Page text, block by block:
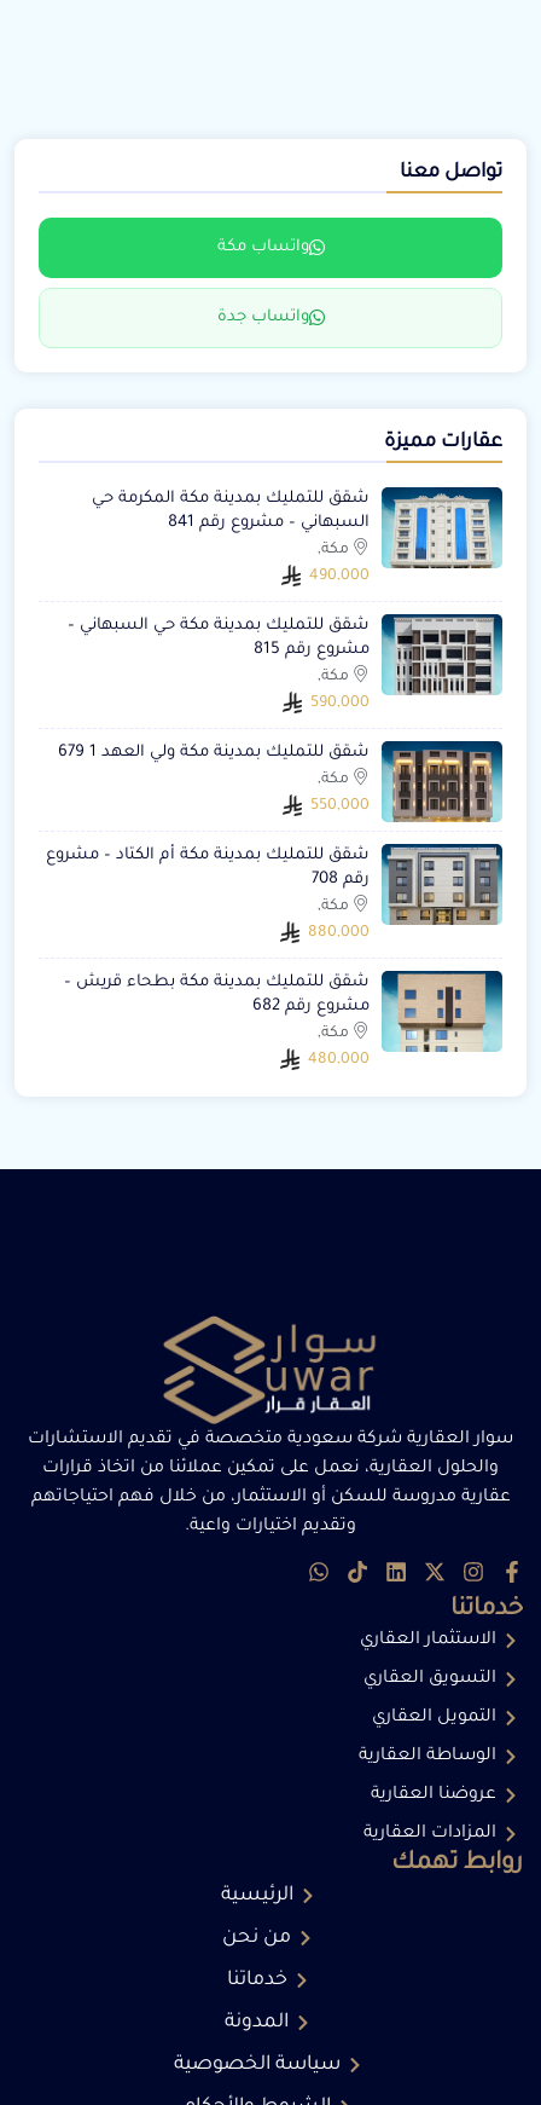
تواصل معنا
واتساب مكة
واتساب جدة
عقارات مميزة
شقق للتمليك بمدينة مكة المكرمة حي
السبهاني – مشروع رقم 841
مكة,
490,000
شقق للتمليك بمدينة مكة حي السبهاني –
مشروع رقم 815
مكة,
590,000
شقق للتمليك بمدينة مكة ولي العهد 1 679
مكة,
550,000
شقق للتمليك بمدينة مكة أم الكتاد – مشروع
رقم 708
مكة,
880,000
شقق للتمليك بمدينة مكة بطحاء قريش –
مشروع رقم 682
مكة,
480,000
سوار العقارية شركة سعودية متخصصة في تقديم الاستشارات
والحلول العقارية، نعمل على تمكين عملائنا من اتخاذ قرارات
عقارية مدروسة للسكن أو الاستثمار، من خلال فهم احتياجاتهم
وتقديم اختيارات واعية.
روابط تهمك
الرئيسية
من نحن
خدماتنا
المدونة
سياسة الخصوصية
خدماتنا
الاستثمار العقاري
التسويق العقاري
التمويل العقاري
الوساطة العقارية
عروضنا العقارية
المزادات العقارية